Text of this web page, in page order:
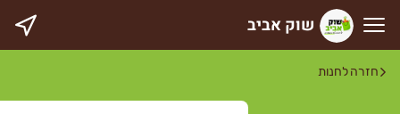
שוק אביבשוק אביב
חזרה לחנות